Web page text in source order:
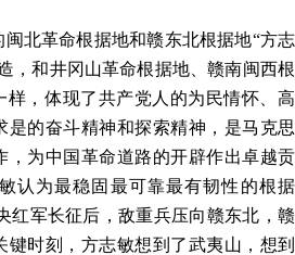
闽北革命根据地和赣东北根据地“方志
，和井冈山革命根据地、赣南闽西根
样，体现了共产党人的为民情怀、高
是的奋斗精神和探索精神，是马克思
，为中国革命道路的开辟作出卓越贡
认为最稳固最可靠最有韧性的根据
红军长征后，敌重兵压向赣东北，赣
键时刻，方志敏想到了武夷山，想到